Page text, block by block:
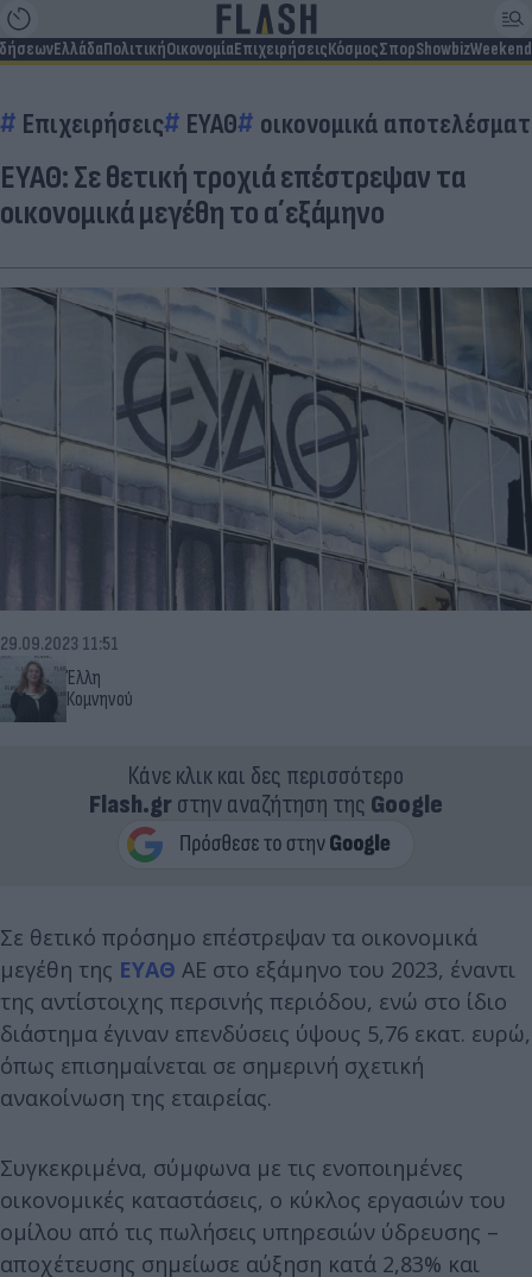
ΕλλάδαΠολιτικήΟικονομίαΕπιχειρήσειςΚόσμοςΣπορShowbizWeekend
Επιχειρήσεις ΕΥΑΘ οικονομικά
ΕΥΑΘ: Σε θετική τροχιά επέστρεψαν τα
οικονομικά μεγέθη το α΄εξάμηνο
Έλλη
Κομνηνού
29.09.2023 11:51
Κάνε κλικ και δες περισσότερο
Flash.grστην αναζήτηση της Google
Σε θετικό πρόσημο επέστρεψαν τα οικονομικά
μεγέθη της ΕΥΑΘ ΑΕ στο εξάμηνο του 2023, έναντι
της αντίστοιχης περσινής περιόδου, ενώ στο ίδιο
διάστημα έγιναν επενδύσεις ύψους 5,76 εκατ. ευρώ,
όπως επισημαίνεται σε σημερινή σχετική
ανακοίνωση της εταιρείας.
Συγκεκριμένα, σύμφωνα με τις ενοποιημένες
οικονομικές καταστάσεις, ο κύκλος εργασιών του
ομίλου από τις πωλήσεις υπηρεσιών ύδρευσης –
αποχέτευσης σημείωσε αύξηση κατά 2,83% και